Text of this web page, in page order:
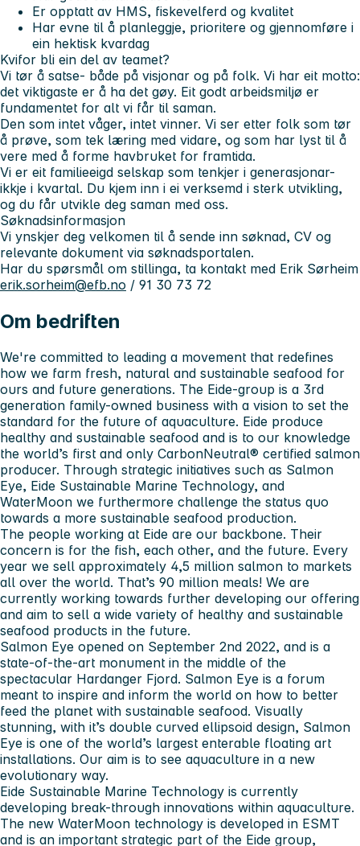
Er opptatt av HMS, fiskevelferd og kvalitet
Har evne til å planleggje, prioritere og gjennomføre i
ein hektisk kvardag
Kvifor bli ein del av teamet?
Vi tør å satse- både på visjonar og på folk. Vi har eit motto:
det viktigaste er å ha det gøy. Eit godt arbeidsmiljø er
fundamentet for alt vi får til saman.
Den som intet våger, intet vinner. Vi ser etter folk som tør
å prøve, som tek læring med vidare, og som har lyst til å
vere med å forme havbruket for framtida.
Vi er eit familieeigd selskap som tenkjer i generasjonar-
ikkje i kvartal. Du kjem inn i ei verksemd i sterk utvikling,
og du får utvikle deg saman med oss.
Søknadsinformasjon
Vi ynskjer deg velkomen til å sende inn søknad, CV og
relevante dokument via søknadsportalen.
Har du spørsmål om stillinga, ta kontakt med Erik Sørheim
erik.sorheim@efb.no / 91 30 73 72
Om bedriften
We're committed to leading a movement that redefines
how we farm fresh, natural and sustainable seafood for
ours and future generations. The Eide-group is a 3rd
generation family-owned business with a vision to set the
standard for the future of aquaculture. Eide produce
healthy and sustainable seafood and is to our knowledge
the world’s first and only CarbonNeutral® certified salmon
producer. Through strategic initiatives such as Salmon
Eye, Eide Sustainable Marine Technology, and
WaterMoon we furthermore challenge the status quo
towards a more sustainable seafood production.
The people working at Eide are our backbone. Their
concern is for the fish, each other, and the future. Every
year we sell approximately 4,5 million salmon to markets
all over the world. That’s 90 million meals! We are
currently working towards further developing our offering
and aim to sell a wide variety of healthy and sustainable
seafood products in the future.
Salmon Eye opened on September 2nd 2022, and is a
state-of-the-art monument in the middle of the
spectacular Hardanger Fjord. Salmon Eye is a forum
meant to inspire and inform the world on how to better
feed the planet with sustainable seafood. Visually
stunning, with it’s double curved ellipsoid design, Salmon
Eye is one of the world’s largest enterable floating art
installations. Our aim is to see aquaculture in a new
evolutionary way.
Eide Sustainable Marine Technology is currently
developing break-through innovations within aquaculture.
The new WaterMoon technology is developed in ESMT
and is an important strategic part of the Eide group,